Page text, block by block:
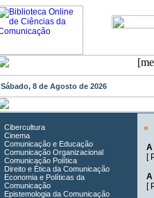
Sábado, 8 de Agosto de 2026
Cibercultura
Cinema
Comunicação e Educação
Comunicação Organizacional
Comunicação Política
Direito e Ética da Comunicação
Economia e Políticas da
Comunicação
Epistemologia da Comunicação
»
A
[
A
[